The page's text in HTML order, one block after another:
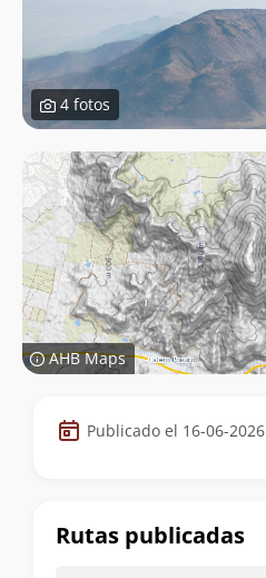
4 fotos
AHB Maps
Datos
de
cumbre
Publicado el 16-06-2026
Rutas publicadas